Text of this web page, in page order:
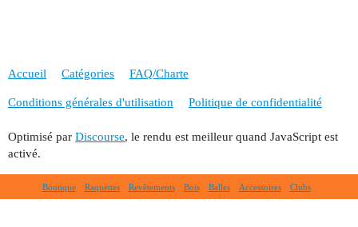
Accueil Catégories FAQ/Charte
Conditions générales d'utilisation Politique de confidentialité
Optimisé par Discourse, le rendu est meilleur quand JavaScript est
activé.
Boutique Raquettes Revêtements Bois Balles Accessoires Clubs